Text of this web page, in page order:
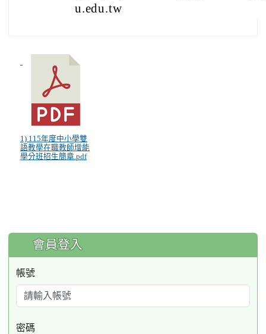
u.edu.tw
1) 115年度中小學雙
語教學在職教師增能
學分班招生簡章.pdf
:::
會員登入
帳號
密碼